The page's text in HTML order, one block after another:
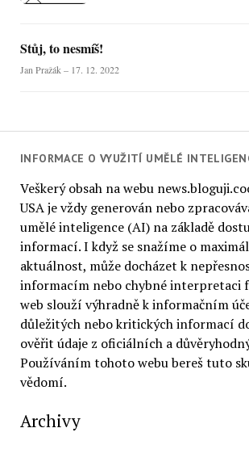
Stůj, to nesmíš!
Jan Pražák – 17. 12. 2022
INFORMACE O VYUŽITÍ UMĚLÉ
Veškerý obsah na webu
USA je vždy generován nebo
umělé inteligence (AI) na základě
informací. I když se snažíme o
aktuálnost, může docházet k
informacím nebo chybné interpretaci
web slouží výhradně k informačním
důležitých nebo kritických informací
ověřit údaje z oficiálních a
Používáním tohoto webu bereš tuto
vědomí.
Archivy